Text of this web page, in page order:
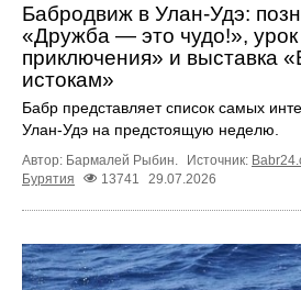
Бабродвиж в Улан-Удэ:
«Дружба — это чудо!»,
приключения» и выставка
истокам»
Бабр представляет список самых
Улан-Удэ на предстоящую неделю.
Автор: Бармалей Рыбин. Источник:
Бурятия
13741 29.07.2026